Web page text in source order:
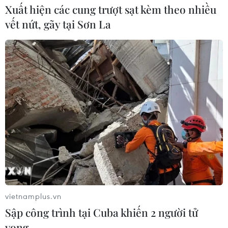
Ấn Độ thử thành công tên lửa đạn
đạo Agni-4, tầm bắn 4.000 km
06/08/2026 23:17
Hàn Quốc tái khẳng định mục tiêu
chung sống hòa bình với Triều Tiên
06/08/2026 15:33
Lở đất tại Philippines khiến ít nhất 4
người thiệt mạng
Xuất hiện các cung trượt sạt kèm theo nhiều
vết nứt, gãy tại Sơn La
vietnamplus.vn
Sập công trình tại Cuba khiến 2 người tử